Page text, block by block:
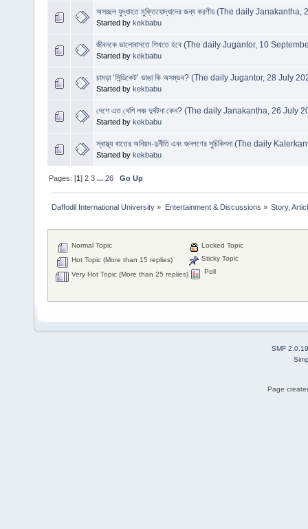
অসচ্ছল যুদ্ধাহত মুক্তিযোদ্ধাদের জন্য করণীয় (The daily
Started by kekbabu
জীবনকে ভালোবাসতে শিখতে হবে (The daily Jugantor, 10
Started by kekbabu
চামড়া ‘সিন্ডিকেট’ ভাঙা কি অসম্ভব? (The daily Jugantor, 28 July
Started by kekbabu
দেশে এত বেশি লঞ্চ দুর্ঘটনা কেন? (The daily Janakantha, 26 July
Started by kekbabu
স্বাস্থ্য খাতের অনিয়ম-দুর্নীতি এবং জনগণের সুচিকিৎসা (The daily
Started by kekbabu
Pages: [1]2 3 ...26 Go Up
Daffodil International University » Entertainment & Discussions » Story,
Normal Topic
Hot Topic (More than 15 replies)
Very Hot Topic (More than 25 replies)
Locked Topic
Sticky Topic
Poll
SMF 2.0.19
Page